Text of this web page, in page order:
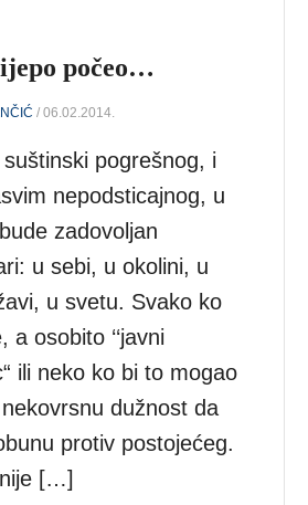
počeo…
/ 06.02.2014.
pogrešnog, i
nepodsticajnog, u
zadovoljan
u sebi, u okolini, u
u svetu. Svako ko
a osobito ‘‘javni
ili neko ko bi to mogao
dužnost da
protiv postojećeg.
[…]